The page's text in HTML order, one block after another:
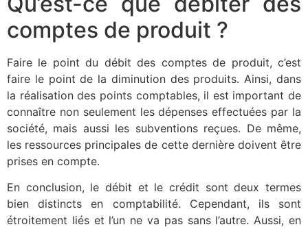
comptes de produit ?
Faire le point du débit des comptes de produit, c’est
faire le point de la diminution des produits. Ainsi, dans
la réalisation des points comptables, il est important de
connaître non seulement les dépenses effectuées par la
société, mais aussi les subventions reçues. De même,
les ressources principales de cette dernière doivent être
prises en compte.
En conclusion, le débit et le crédit sont deux termes
bien distincts en comptabilité. Cependant, ils sont
étroitement liés et l’un ne va pas sans l’autre. Aussi, en